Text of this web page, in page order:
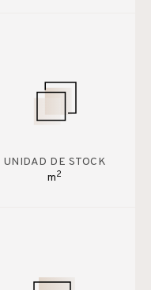
UNIDAD DE STOCK
m2